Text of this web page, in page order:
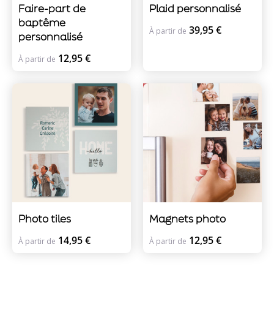
Faire-part de
baptême
personnalisé
À partir de 12,95 €
Plaid personnalisé
À partir de 39,95 €
Photo tiles
À partir de 14,95 €
Magnets photo
À partir de 12,95 €